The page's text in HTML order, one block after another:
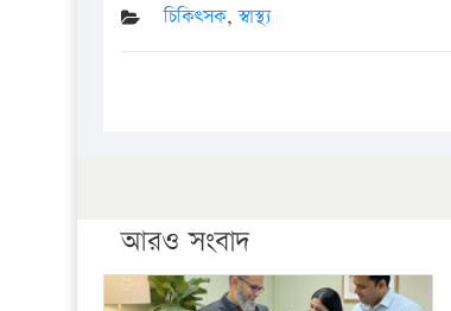
চিকিৎসক,স্বাস্থ্য
আরও সংবাদ